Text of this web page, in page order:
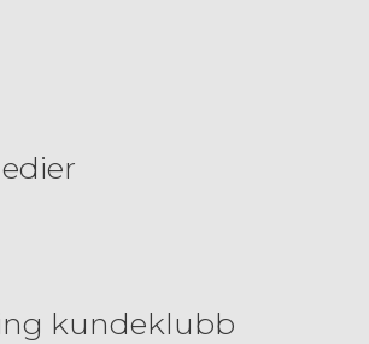
kundeklubb